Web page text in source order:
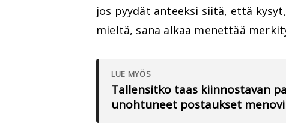
jos pyydät anteeksi siitä, että
mieltä, sana alkaa menettää
LUE MYÖS
Tallensitko taas kiinnostavan
unohtuneet postaukset